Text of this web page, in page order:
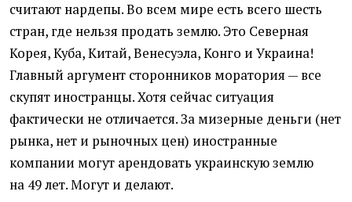
считают нардепы. Во всем мире есть всего шесть
стран, где нельзя продать землю. Это Северная
Корея, Куба, Китай, Венесуэла, Конго и Украина!
Главный аргумент сторонников моратория — все
скупят иностранцы. Хотя сейчас ситуация
фактически не отличается. За мизерные деньги (нет
рынка, нет и рыночных цен) иностранные
компании могут арендовать украинскую землю
на 49 лет. Могут и делают.